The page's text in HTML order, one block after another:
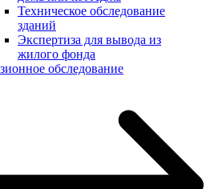
Техническое обследование
зданий
Экспертиза для вывода из
жилого фонда
обследование